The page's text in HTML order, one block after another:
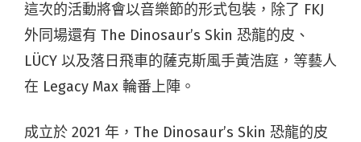
這次的活動將會以音樂節的形式包裝，除了 FKJ
外同場還有 The Dinosaur’s Skin 恐龍的皮、
LÜCY 以及落日飛車的薩克斯風手黃浩庭，等藝人
在 Legacy Max 輪番上陣。
成立於 2021 年，The Dinosaur’s Skin 恐龍的皮